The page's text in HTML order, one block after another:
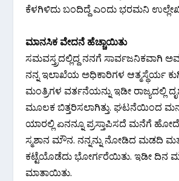
ಕೆಳಗಿಳಿದು ಬಂದಿದ್ದೆ ಎಂದು ಭರಮನಿ
ಮಾನಸಿಕ ವೇದನೆ ಹೆಚ್ಚಾಯಿತು
ಸಮವಸ್ತ್ರದಲ್ಲಿದ್ದ ನನಗೆ ಸಾರ್ವಜನಿಕವಾಗಿ
ನನ್ನ ಇಲಾಖೆಯ ಅಧಿಕಾರಿಗಳ ಆತ್ಮಸ್ಥೆರ್ಯ
ಮಂತ್ರಿಗಳ ವರ್ತನೆಯನ್ನು ಇಡೀ ರಾಜ್ಯದಲ್ಲಿ
ಮೂಲಕ ಬಿತ್ತರಿಸಲಾಗಿತ್ತು. ಘಟನೆಯಿಂದ
ಯಾರಲ್ಲಿ ಏನನ್ನೂ ಪ್ರಸ್ತಾಪಿಸದೆ ಮನೆಗೆ
ಸ್ಮಶಾನ ಮೌನ. ನನ್ನನ್ನು ನೋಡಿದ ಮಡದಿ
ಕಟ್ಟೆಯೊಡೆದು ಭೋರ್ಗರೆಯಿತು. ಇಡೀ ದಿನ
ಮಾತಾಯಿತು.